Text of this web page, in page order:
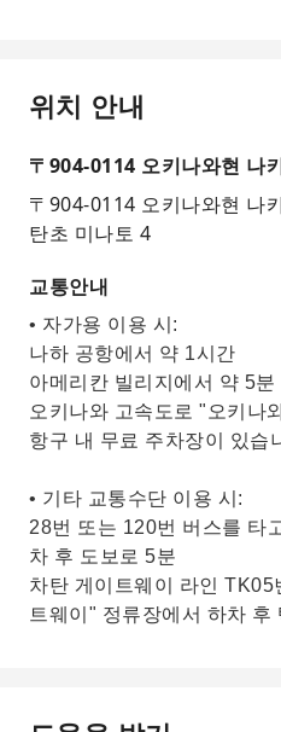
위치 안내
〒904-0114 오키나와현 나
〒904-0114 오키나와현 나
탄초 미나토 4
교통안내
• 자가용 이용 시:
나하 공항에서 약 1시간
아메리칸 빌리지에서 약 5분
오키나와 고속도로 "오키나
항구 내 무료 주차장이 있습
• 기타 교통수단 이용 시:
28번 또는 120번 버스를 타
차 후 도보로 5분
차탄 게이트웨이 라인 TK05
트웨이" 정류장에서 하차 후